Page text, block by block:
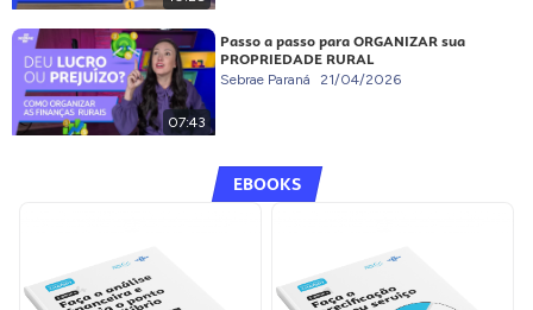
07:43
Passo a passo para ORGANIZAR sua
PROPRIEDADE RURAL
Sebrae Paraná 21/04/2026
EBOOKS